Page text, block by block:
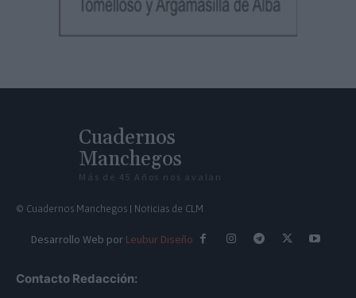
Cuadernos
Manchegos
Más de 45 Años nos avalan
© Cuadernos Manchegos | Noticias de CLM
Desarrollo Web por Leubur Diseño
Contacto Redacción: